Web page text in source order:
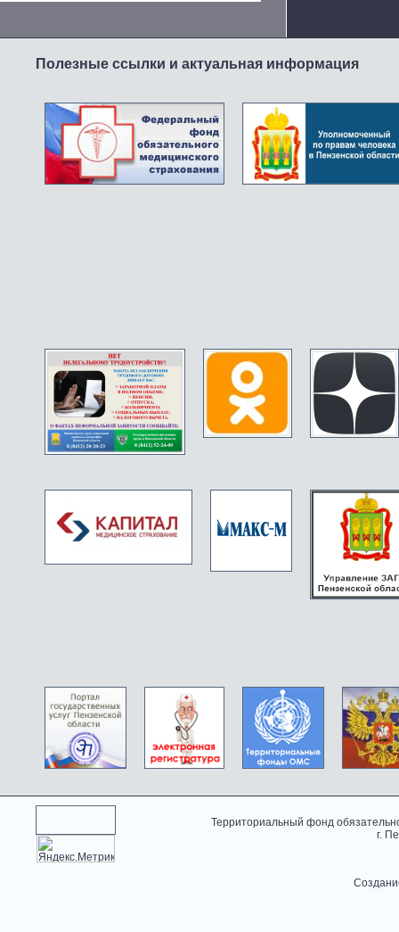
Полезные ссылки и актуальная информация
Территориальный фонд
г.